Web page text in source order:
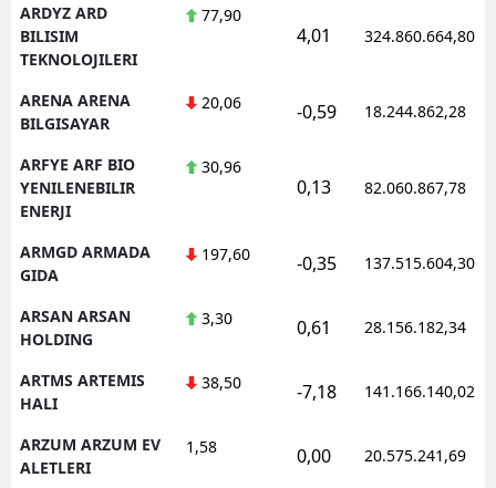
ARDYZ ARD
BILISIM
TEKNOLOJILERI
77,90
4,01 324.860.664,80
ARENA ARENA
BILGISAYAR
20,06 -0,59 18.244.862,28
ARFYE ARF BIO
YENILENEBILIR
ENERJI
30,96
0,13 82.060.867,78
ARMGD ARMADA
GIDA
197,60 -0,35 137.515.604,30
ARSAN ARSAN
HOLDING
3,30 0,61 28.156.182,34
ARTMS ARTEMIS
HALI
38,50 -7,18 141.166.140,02
ARZUM ARZUM EV
ALETLERI
1,58 0,00 20.575.241,69